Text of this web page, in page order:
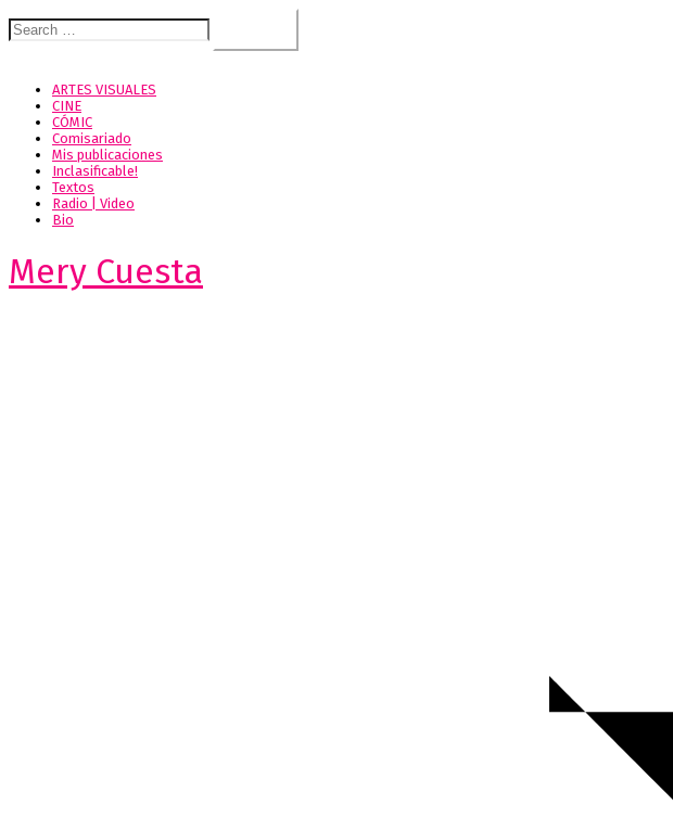
Search
for:
ARTES VISUALES
CINE
CÓMIC
Comisariado
Mis publicaciones
Inclasificable!
Textos
Radio | Video
Bio
Mery Cuesta